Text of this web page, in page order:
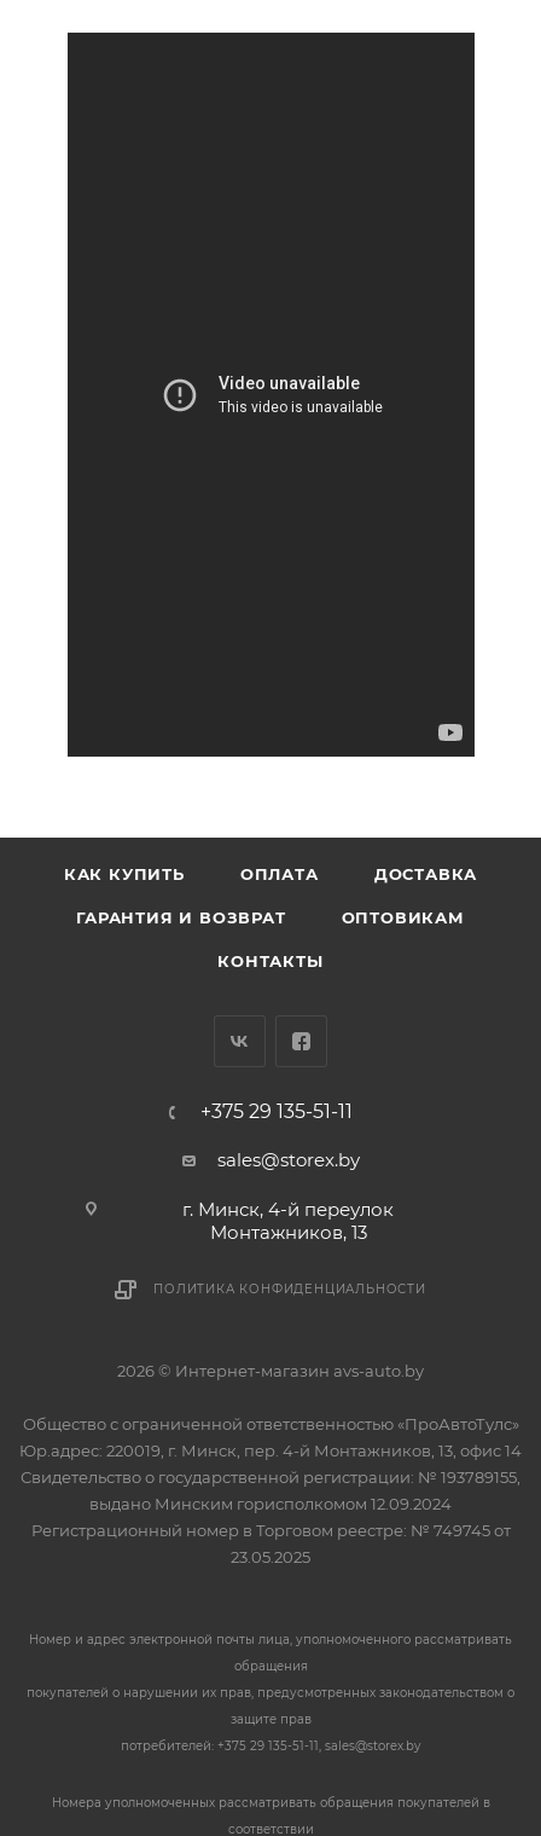
КАК КУПИТЬ ОПЛАТА ДОСТАВКА
ГАРАНТИЯ И ВОЗВРАТ ОПТОВИКАМ
КОНТАКТЫ
+375 29 135-51-11
sales@storex.by
г. Минск, 4-й переулок
Монтажников, 13
ПОЛИТИКА КОНФИДЕНЦИАЛЬНОСТИ
2026 © Интернет-магазин avs-auto.by
Общество с ограниченной ответственностью «ПроАвтоТулс»
Юр.адрес: 220019, г. Минск, пер. 4-й Монтажников, 13, офис 14
Свидетельство о государственной регистрации: № 193789155,
выдано Минским горисполкомом 12.09.2024
Регистрационный номер в Торговом реестре: № 749745 от
23.05.2025
Номер и адрес электронной почты лица, уполномоченного рассматривать
обращения
покупателей о нарушении их прав, предусмотренных законодательством о
защите прав
потребителей: +375 29 135-51-11, sales@storex.by
Номера уполномоченных рассматривать обращения покупателей в
соответствии